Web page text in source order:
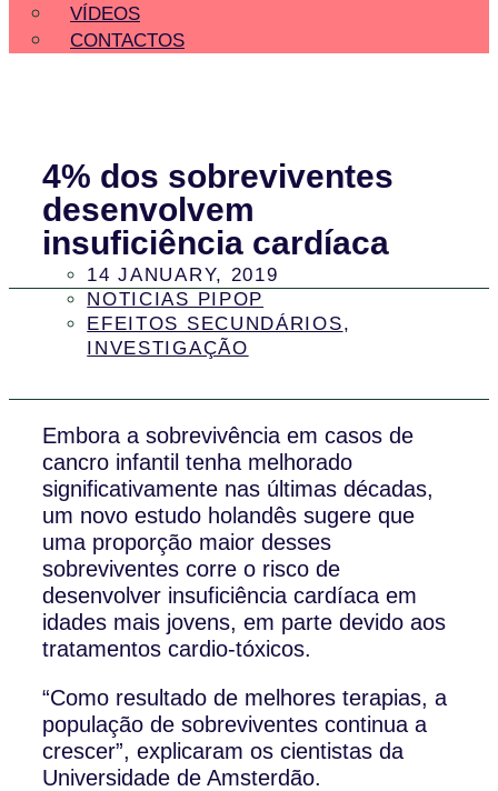
VÍDEOS
CONTACTOS
4% dos sobreviventes
desenvolvem
insuficiência cardíaca
14 JANUARY, 2019
NOTICIAS PIPOP
EFEITOS SECUNDÁRIOS,
INVESTIGAÇÃO
Embora a sobrevivência em casos de
cancro infantil tenha melhorado
significativamente nas últimas décadas,
um novo estudo holandês sugere que
uma proporção maior desses
sobreviventes corre o risco de
desenvolver insuficiência cardíaca em
idades mais jovens, em parte devido aos
tratamentos cardio-tóxicos.
“Como resultado de melhores terapias, a
população de sobreviventes continua a
crescer”, explicaram os cientistas da
Universidade de Amsterdão.